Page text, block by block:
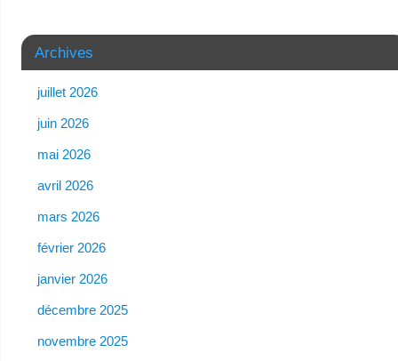
Archives
juillet 2026
juin 2026
mai 2026
avril 2026
mars 2026
février 2026
janvier 2026
décembre 2025
novembre 2025